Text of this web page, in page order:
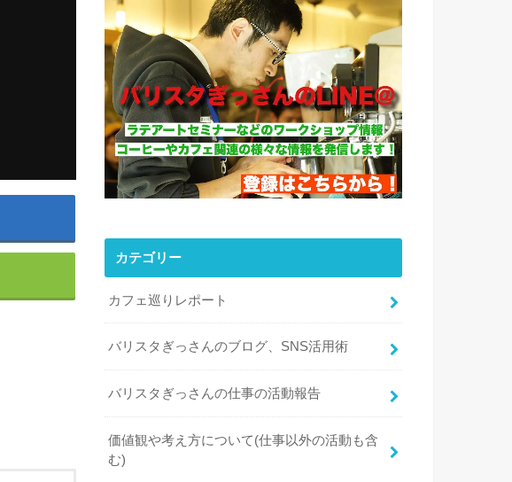
カテゴリー
カフェ巡りレポート
バリスタぎっさんのブログ、SNS活用術
バリスタぎっさんの仕事の活動報告
価値観や考え方について(仕事以外の活動も含
む)